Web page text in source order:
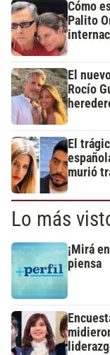
Cómo
Palito
El
Rocío
El
murió
Lo más
¡Mirá
piensa